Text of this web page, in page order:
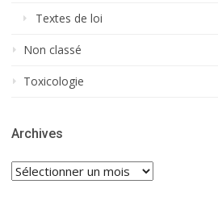
Textes de loi
Non classé
Toxicologie
Archives
Archives